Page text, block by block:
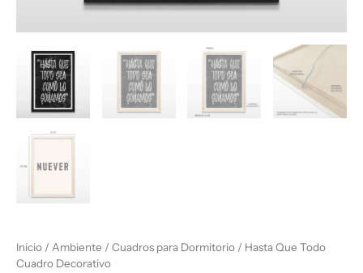
Inicio / Ambiente / Cuadros para Dormitorio / Hasta Que Todo
Cuadro Decorativo